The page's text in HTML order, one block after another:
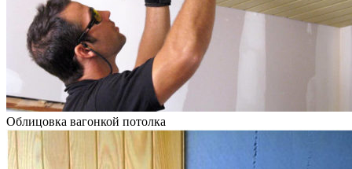
Облицовка вагонкой потолка